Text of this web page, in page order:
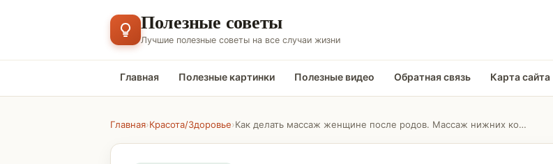
Полезные советы
Лучшие полезные советы на все случаи жизни
Главная Полезные картинки Полезные видео Обратная связь Карта сайта
Главная›Красота/Здоровье› Как делать массаж женщине после родов. Массаж нижних конечностей. Этап второй